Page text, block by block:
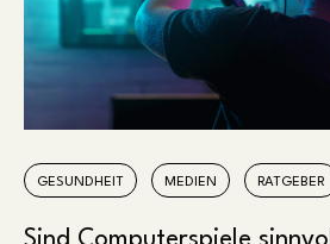
GESUNDHEIT MEDIEN RATGEBER